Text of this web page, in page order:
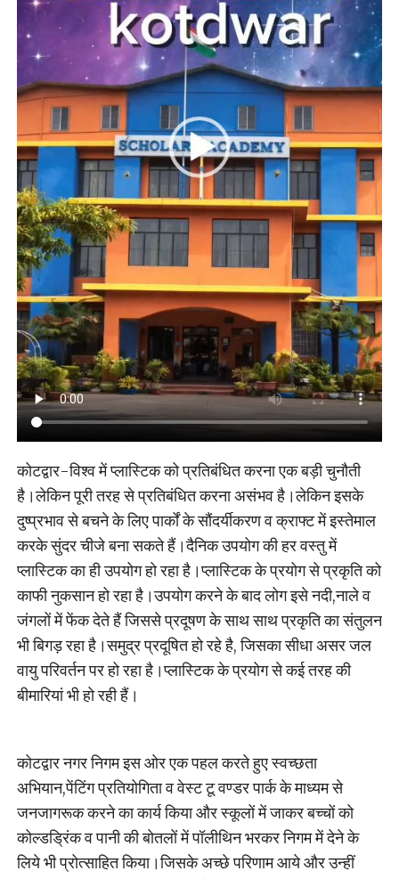
कोटद्वार-विश्व में प्लास्टिक को प्रतिबंधित करना एक बड़ी चुनौती
है।लेकिन पूरी तरह से प्रतिबंधित करना असंभव है।लेकिन इसके
दुष्प्रभाव से बचने के लिए पार्कों के सौंदर्यीकरण व क्राफ्ट में इस्तेमाल
करके सुंदर चीजे बना सकते हैं।दैनिक उपयोग की हर वस्तु में
प्लास्टिक का ही उपयोग हो रहा है।प्लास्टिक के प्रयोग से प्रकृति को
काफी नुकसान हो रहा है।उपयोग करने के बाद लोग इसे नदी,नाले व
जंगलों में फेंक देते हैं जिससे प्रदूषण के साथ साथ प्रकृति का संतुलन
भी बिगड़ रहा है।समुद्र प्रदूषित हो रहे है, जिसका सीधा असर जल
वायु परिवर्तन पर हो रहा है।प्लास्टिक के प्रयोग से कई तरह की
बीमारियां भी हो रही हैं।
कोटद्वार नगर निगम इस ओर एक पहल करते हुए स्वच्छता
अभियान,पेंटिंग प्रतियोगिता व वेस्ट टू वण्डर पार्क के माध्यम से
जनजागरूक करने का कार्य किया और स्कूलों में जाकर बच्चों को
कोल्डड्रिंक व पानी की बोतलों में पॉलीथिन भरकर निगम में देने के
लिये भी प्रोत्साहित किया।जिसके अच्छे परिणाम आये और उन्हीं